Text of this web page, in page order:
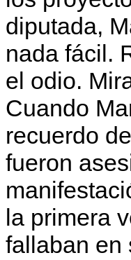
diputada,
nada fácil.
el odio.
Cuando
recuerdo
fueron
la primera
fallaban en